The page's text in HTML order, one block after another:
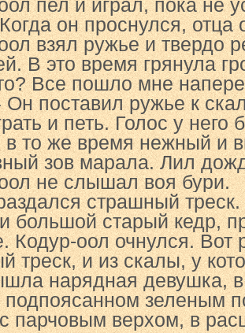
пел и играл, пока не
он проснулся, отца
взял ружье и твердо
В это время грянула
Все пошло мне
Он поставил ружье к
и петь. Голос у
в то же время нежный и
зов марала. Лил
не слышал воя бури.
страшный
большой старый кедр,
Кодур-оол очнулся.
треск, и из скалы, у
нарядная девушка, в
зеленым
парчовым верхом, в